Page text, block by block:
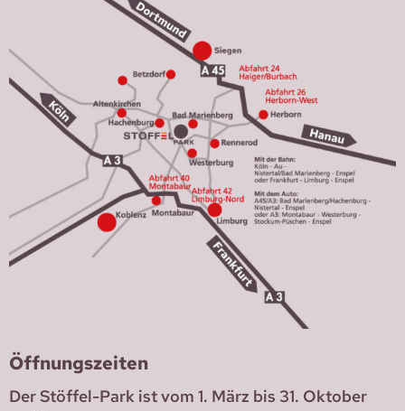
Öffnungszeiten
Der Stöffel-Park ist vom 1. März bis 31. Oktober